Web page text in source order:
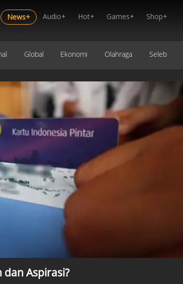
News+ Audio+ Hot+ Games+ Shop+
Global Ekonomi Olahraga Seleb
dan Aspirasi?